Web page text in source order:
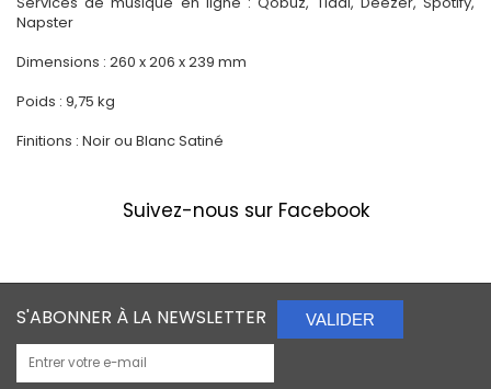
Napster
Dimensions : 260 x 206 x 239 mm
Poids : 9,75 kg
Finitions : Noir ou Blanc Satiné
Suivez-nous sur Facebook
S'ABONNER À LA NEWSLETTER VALIDER